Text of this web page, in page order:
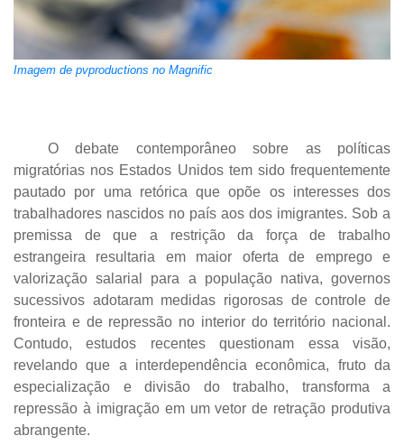
Imagem de pvproductions no Magnific
O debate contemporâneo sobre as políticas
migratórias nos Estados Unidos tem sido frequentemente
pautado por uma retórica que opõe os interesses dos
trabalhadores nascidos no país aos dos imigrantes. Sob a
premissa de que a restrição da força de trabalho
estrangeira resultaria em maior oferta de emprego e
valorização salarial para a população nativa, governos
sucessivos adotaram medidas rigorosas de controle de
fronteira e de repressão no interior do território nacional.
Contudo, estudos recentes questionam essa visão,
revelando que a interdependência econômica, fruto da
especialização e divisão do trabalho, transforma a
repressão à imigração em um vetor de retração produtiva
abrangente.